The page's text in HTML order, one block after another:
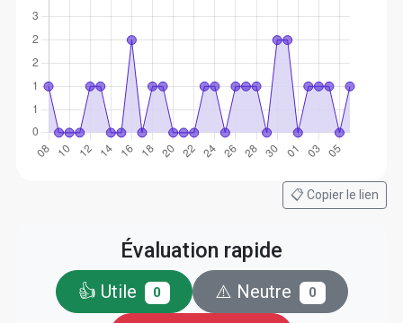
📋 Copier le lien
Évaluation rapide
👍 Utile 0 ⚠️ Neutre 0